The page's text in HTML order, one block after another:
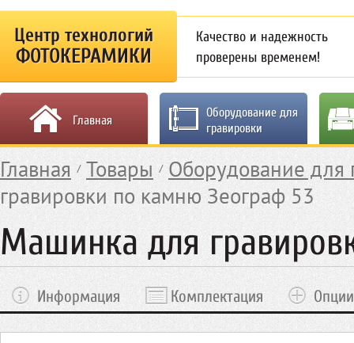
Центр технологий
ФОТОКЕРАМИКИ
Качество и надежность
проверены временем!
Главная
Оборудование для
гравировки
Главная Товары
Оборудование для
гравировки по камню Зеограф 53
Машинка для
Информация Комплектация Опции